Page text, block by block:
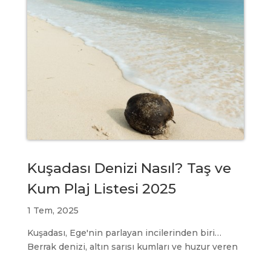
Kuşadası Denizi Nasıl? Taş ve
Kum Plaj Listesi 2025
1 Tem, 2025
Kuşadası, Ege'nin parlayan incilerinden biri…
Berrak denizi, altın sarısı kumları ve huzur veren